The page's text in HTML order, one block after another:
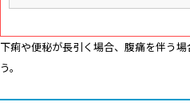
下痢や便秘が長引く場合、腹痛を伴う
う。